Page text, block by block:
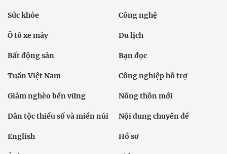
Sức khỏe Công nghệ
Ô tô xe máy Du lịch
Bất động sản Bạn đọc
Tuần Việt Nam Công nghiệp hỗ trợ
Giảm nghèo bền vững Nông thôn mới
Dân tộc thiểu số và miền núi Nội dung chuyên đề
English Hồ sơ